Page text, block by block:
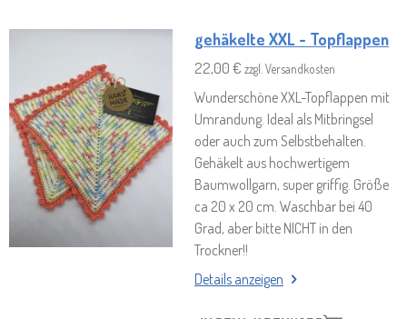
gehäkelte XXL - Topflappen
22,00 € zzgl. Versandkosten
Wunderschöne XXL-Topflappen mit
Umrandung. Ideal als Mitbringsel
oder auch zum Selbstbehalten.
Gehäkelt aus hochwertigem
Baumwollgarn, super griffig. Größe
ca 20 x 20 cm. Waschbar bei 40
Grad, aber bitte NICHT in den
Trockner!!
Details anzeigen